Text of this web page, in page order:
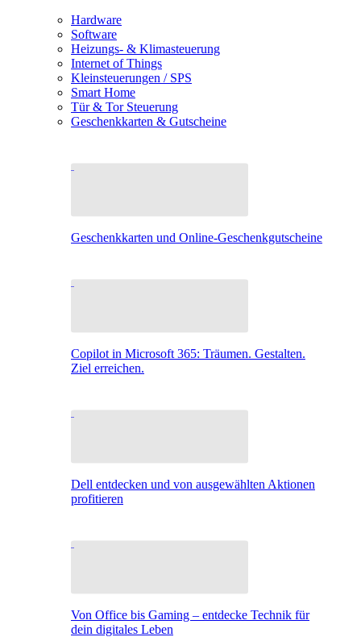
Hardware
Software
Heizungs- & Klimasteuerung
Internet of Things
Kleinsteuerungen / SPS
Smart Home
Tür & Tor Steuerung
Geschenkkarten & Gutscheine
Geschenkkarten und Online-Geschenkgutscheine
Copilot in Microsoft 365: Träumen. Gestalten.
Ziel erreichen.
Dell entdecken und von ausgewählten Aktionen
profitieren
Von Office bis Gaming – entdecke Technik für
dein digitales Leben